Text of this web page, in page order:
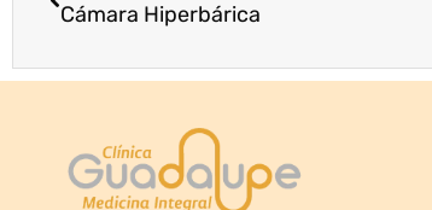
Cámara Hiperbárica